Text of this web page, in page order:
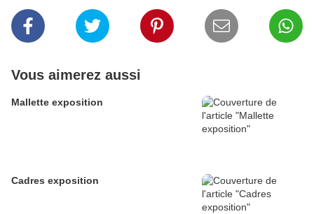
Vous aimerez aussi
Mallette exposition
Cadres exposition